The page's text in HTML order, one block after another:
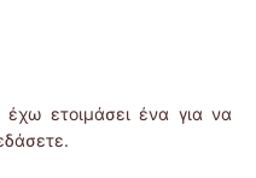
ετοιμάσει ένα για να